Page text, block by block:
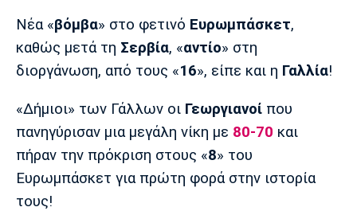
Πολιτισμός
Τραγούδια
Cine Spot
Running
Media
Παρασκήνιο
Πρόγραμμα TV
Ιωνικός Κηφισιά Πανσερραϊκός
Μπαρτσελόνα
Ρεάλ
Μαδρίτης
Ατλέτικο
Μαδρίτης
Νέα «βόμβα» στο φετινό Ευρωμπάσκετ,
καθώς μετά τη Σερβία, «αντίο» στη
διοργάνωση, από τους «16», είπε και η Γαλλία!
«Δήμιοι» των Γάλλων οι Γεωργιανοί που
πανηγύρισαν μια μεγάλη νίκη με 80-70 και
πήραν την πρόκριση στους «8» του
Ευρωμπάσκετ για πρώτη φορά στην ιστορία
τους!